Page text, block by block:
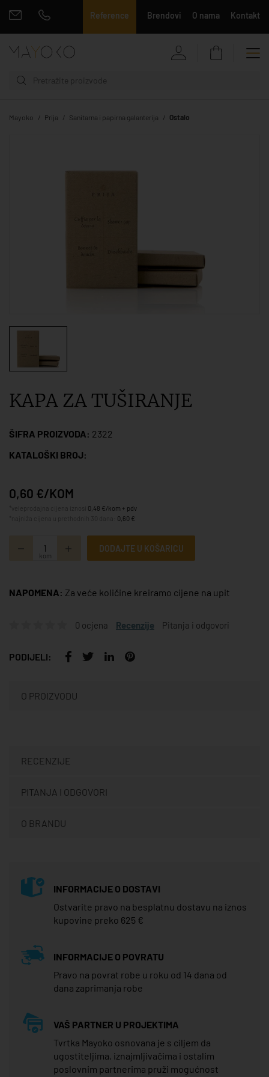
Reference Brendovi O nama Kontakt
Mayoko Prija Sanitarna i papirna galanterija Ostalo
KAPA ZA TUŠIRANJE
ŠIFRA PROIZVODA: 2322
KATALOŠKI BROJ:
0,60 €/KOM
0,48 €/kom + pdv
0,60 €
kom
DODAJTE U KOŠARICU
NAPOMENA: Za veće količine kreiramo cijene na upit
0 ocjena Recenzije Pitanja i odgovori
PODIJELI:
O PROIZVODU
RECENZIJE
PITANJA I ODGOVORI
O BRANDU
INFORMACIJE O DOSTAVI
Ostvarite pravo na besplatnu dostavu na iznos
kupovine preko 625 €
INFORMACIJE O POVRATU
Pravo na povrat robe u roku od 14 dana od
dana zaprimanja robe
VAŠ PARTNER U PROJEKTIMA
Tvrtka Mayoko osnovana je s ciljem da
ugostiteljima, iznajmljivačima i ostalim
poslovnim partnerima pruži mogućnost